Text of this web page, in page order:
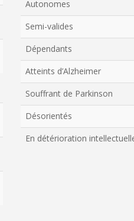
Autonomes
Semi-valides
Dépendants
Atteints d’Alzheimer
Souffrant de Parkinson
Désorientés
En détérioration